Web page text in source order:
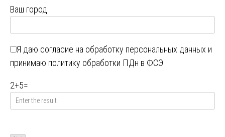
Ваш город
Я даю согласие на обработку персональных данных и
принимаю политику обработки ПДн в ФСЭ
2+5=